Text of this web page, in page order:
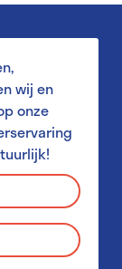
wij en
onze